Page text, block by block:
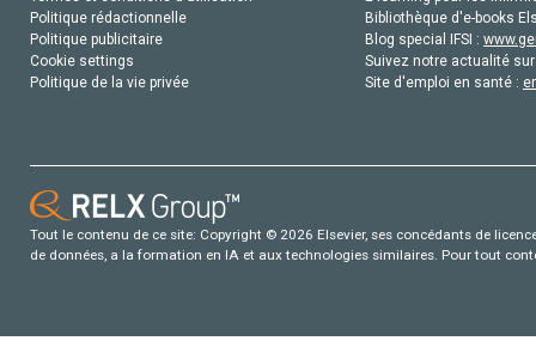
Politique rédactionnelle
Politique publicitaire
Cookie settings
Politique de la vie privée
Bibliothèque d'e-books
Blog special IFSI :
Suivez notre actualité
Site d'emploi en santé :
Tout le contenu de ce site: Copyright © 2026 Elsevier, ses concédants de
de données, a la formation en IA et aux technologies similaires. Pour tout